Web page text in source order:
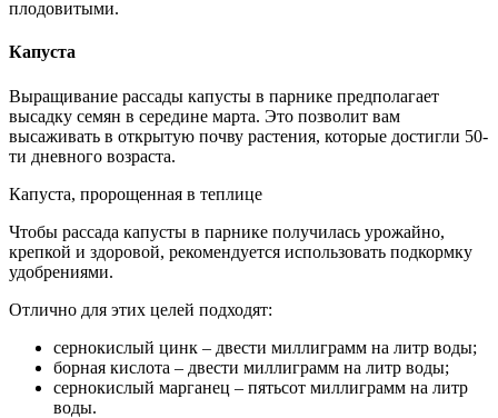
плодовитыми.
Капуста
Выращивание рассады капусты в парнике предполагает
высадку семян в середине марта. Это позволит вам
высаживать в открытую почву растения, которые достигли 50-
ти дневного возраста.
Капуста, пророщенная в теплице
Чтобы рассада капусты в парнике получилась урожайно,
крепкой и здоровой, рекомендуется использовать подкормку
удобрениями.
Отлично для этих целей подходят:
сернокислый цинк – двести миллиграмм на литр воды;
борная кислота – двести миллиграмм на литр воды;
сернокислый марганец – пятьсот миллиграмм на литр
воды.